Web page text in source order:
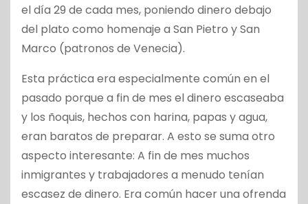
el día 29 de cada mes, poniendo dinero debajo
del plato como homenaje a San Pietro y San
Marco (patronos de Venecia).
Esta práctica era especialmente común en el
pasado porque a fin de mes el dinero escaseaba
y los ñoquis, hechos con harina, papas y agua,
eran baratos de preparar. A esto se suma otro
aspecto interesante: A fin de mes muchos
inmigrantes y trabajadores a menudo tenían
escasez de dinero. Era común hacer una ofrenda